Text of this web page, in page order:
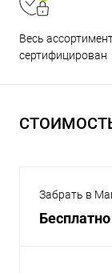
Весь
сертифицирован
Забрать в
Бесплатно